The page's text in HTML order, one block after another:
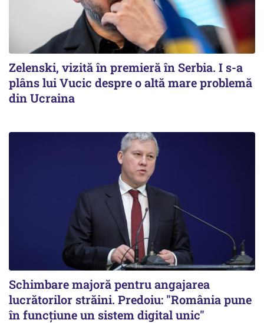
Zelenski, vizită în premieră în Serbia. I s-a
plâns lui Vucic despre o altă mare problemă
din Ucraina
Schimbare majoră pentru angajarea
lucrătorilor străini. Predoiu: "România pune
în funcțiune un sistem digital unic"